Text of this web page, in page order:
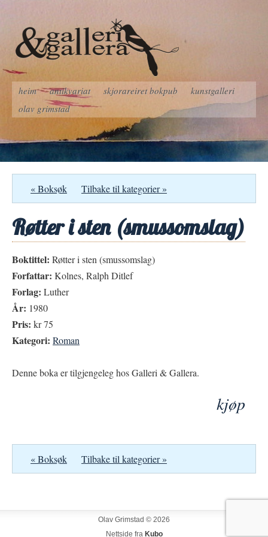
heim antikvariat skjorareiret bokpub
kunstgalleri
olav grimstad
« Boksøk Tilbake til kategorier »
Røtter i sten (smussomslag)
Boktittel: Røtter i sten (smussomslag)
Forfattar: Kolnes, Ralph Ditlef
Forlag: Luther
År: 1980
Pris: kr 75
Kategori: Roman
Denne boka er tilgjengeleg hos Galleri & Gallera.
kjøp
« Boksøk Tilbake til kategorier »
Olav Grimstad © 2026
Nettside fra Kubo